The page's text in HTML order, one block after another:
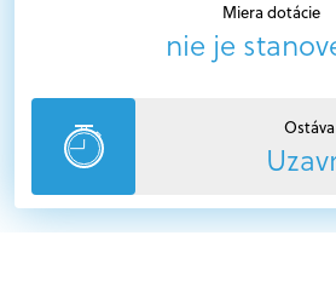
Miera dotácie
nie je